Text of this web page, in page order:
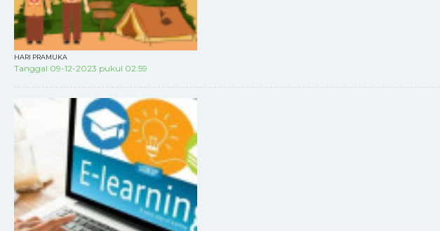
HARI PRAMUKA
Tanggal 09-12-2023 pukul 02:59